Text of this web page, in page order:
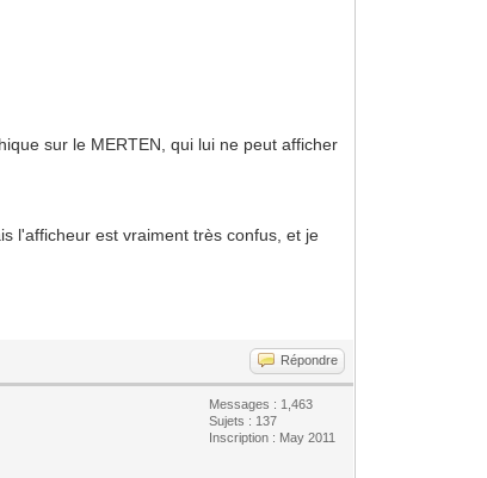
sur le MERTEN, qui lui ne peut afficher
l'afficheur est vraiment très confus, et je
Répondre
Messages : 1,463
Sujets : 137
Inscription : May 2011